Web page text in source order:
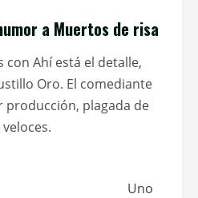
a Muertos de risa
con Ahí está el detalle,
Oro. El comediante
producción, plagada de
Uno